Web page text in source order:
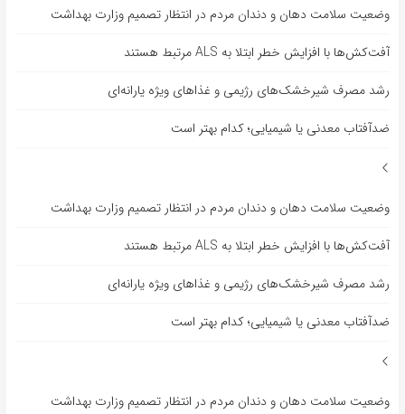
وضعیت سلامت دهان و دندان مردم در انتظار تصمیم وزارت بهداشت
آفت‌کش‌ها با افزایش خطر ابتلا به ALS مرتبط هستند
رشد مصرف شیرخشک‌های رژیمی و غذاهای ویژه یارانه‌ای
ضدآفتاب‌ معدنی یا شیمیایی؛ کدام بهتر است
وضعیت سلامت دهان و دندان مردم در انتظار تصمیم وزارت بهداشت
آفت‌کش‌ها با افزایش خطر ابتلا به ALS مرتبط هستند
رشد مصرف شیرخشک‌های رژیمی و غذاهای ویژه یارانه‌ای
ضدآفتاب‌ معدنی یا شیمیایی؛ کدام بهتر است
وضعیت سلامت دهان و دندان مردم در انتظار تصمیم وزارت بهداشت